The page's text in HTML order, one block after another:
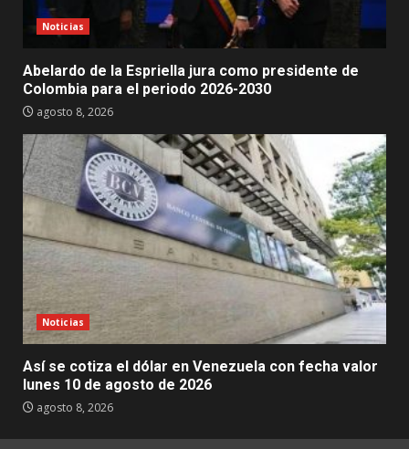
Noticias
Abelardo de la Espriella jura como presidente de
Colombia para el periodo 2026-2030
agosto 8, 2026
Noticias
Así se cotiza el dólar en Venezuela con fecha valor
lunes 10 de agosto de 2026
agosto 8, 2026